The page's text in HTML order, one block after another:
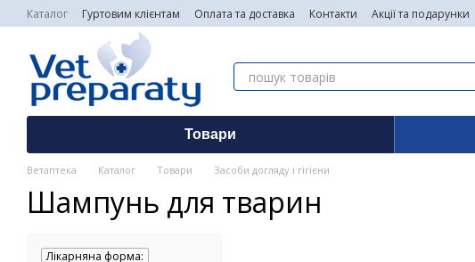
Перейти до основного контенту
Каталог Гуртовим клієнтам Оплата та доставка Контакти Акції та подарунки
Товари
Ветаптека Каталог Товари Засоби догляду і гігієни
Шампунь для тварин
Лікарняна форма: